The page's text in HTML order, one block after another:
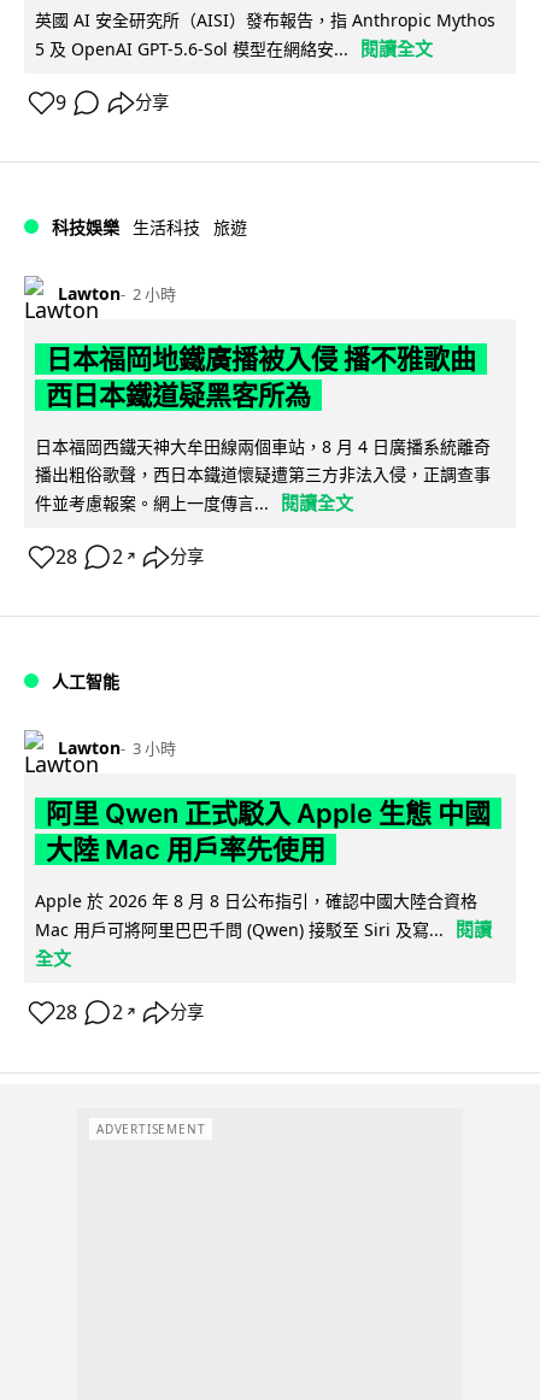
英國 AI 安全研究所（AISI）發布報告，指 Anthropic Mythos
5 及 OpenAI GPT-5.6-Sol 模型在網絡安...
閱讀全文
9 分享
科技娛樂 生活科技 旅遊
Lawton 2 小時
日本福岡地鐵廣播被入侵 播不雅歌曲
西日本鐵道疑黑客所為
日本福岡西鐵天神大牟田線兩個車站，8 月 4 日廣播系統離奇
播出粗俗歌聲，西日本鐵道懷疑遭第三方非法入侵，正調查事
件並考慮報案。網上一度傳言...
閱讀全文
28 2 ↗ 分享
人工智能
Lawton 3 小時
阿里 Qwen 正式駁入 Apple 生態 中國
大陸 Mac 用戶率先使用
Apple 於 2026 年 8 月 8 日公布指引，確認中國大陸合資格
Mac 用戶可將阿里巴巴千問 (Qwen) 接駁至 Siri 及寫...
閱讀
全文
28 2 ↗ 分享
ADVERTISEMENT